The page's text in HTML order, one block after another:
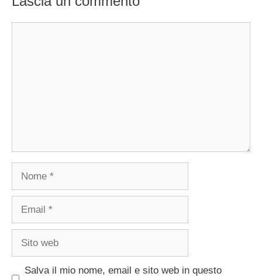
Nome
Email
Sito
Salva il mio nome, email e sito web in questo